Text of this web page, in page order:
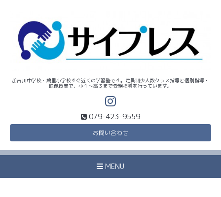
加古川中学校・鳩里小学校すぐ近くの学習塾です。定員制少人数クラス指導と個別指導・
映像授業で、小１～高３まで受験指導を行っています。
079-423-9559
お問い合わせ
MENU